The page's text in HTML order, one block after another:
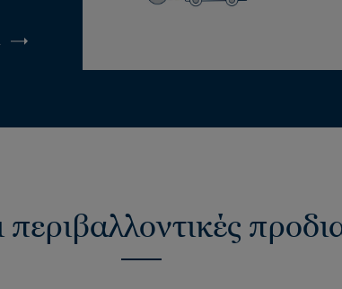
περιβαλλοντικές